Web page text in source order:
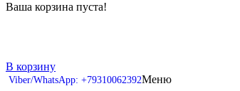
Ваша корзина пуста!
В корзину
Viber/WhatsApp: +79310062392Меню